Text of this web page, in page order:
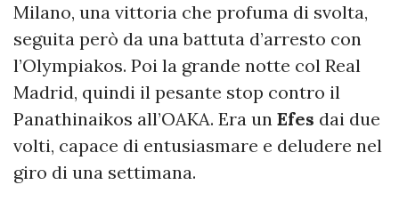
Milano, una vittoria che profuma di svolta,
seguita però da una battuta d’arresto con
l’Olympiakos. Poi la grande notte col Real
Madrid, quindi il pesante stop contro il
Panathinaikos all’OAKA. Era un Efes dai due
volti, capace di entusiasmare e deludere nel
giro di una settimana.